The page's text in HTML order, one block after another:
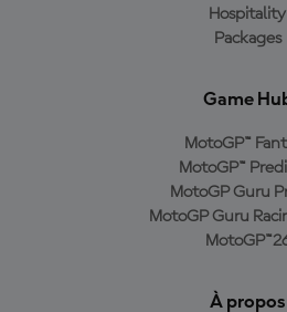
Hospitality
Packages
Game
MotoGP™
MotoGP™
MotoGP Guru
MotoGP Guru
À propos